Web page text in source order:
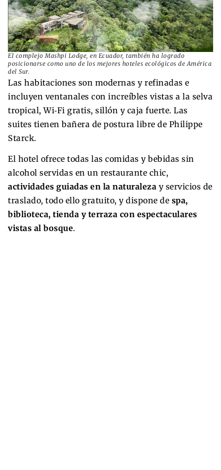
El complejo Mashpi Lodge, en Ecuador, también ha logrado
posicionarse como uno de los mejores hoteles ecológicos de América
del Sur.
Las habitaciones son modernas y refinadas e
incluyen ventanales con increíbles vistas a la selva
tropical, Wi‑Fi gratis, sillón y caja fuerte. Las
suites tienen bañera de postura libre de Philippe
Starck.
El hotel ofrece todas las comidas y bebidas sin
alcohol servidas en un restaurante chic,
actividades guiadas en la naturaleza y servicios de
traslado, todo ello gratuito, y dispone de spa,
biblioteca, tienda y terraza con espectaculares
vistas al bosque.